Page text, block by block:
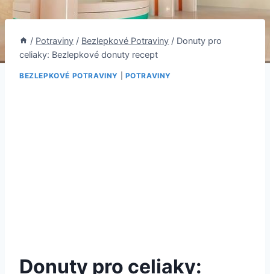
/ Potraviny / Bezlepkové Potraviny / Donuty pro
celiaky: Bezlepkové donuty recept
BEZLEPKOVÉ POTRAVINY POTRAVINY
Donuty pro celiaky: